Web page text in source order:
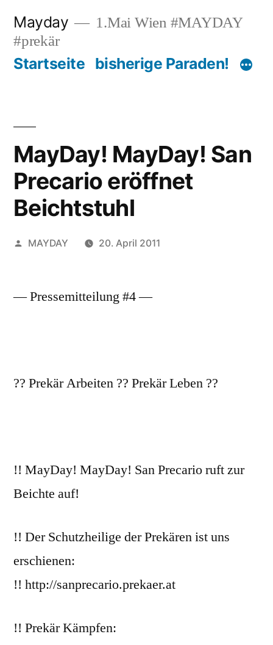
Inhalt
springen
Mayday
1.Mai Wien #MAYDAY
#prekär
Startseite bisherige Paraden!
MayDay! MayDay! San
Precario eröffnet
Beichtstuhl
Veröffentlicht
MAYDAY 20. April 2011
— Pressemitteilung #4 —
?? Prekär Arbeiten ?? Prekär Leben ??
!! MayDay! MayDay! San Precario ruft zur
Beichte auf!
!! Der Schutzheilige der Prekären ist uns
erschienen:
!! http://sanprecario.prekaer.at
!! Prekär Kämpfen: